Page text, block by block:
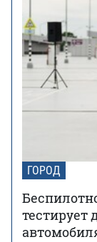
ГОРОД
тестирует